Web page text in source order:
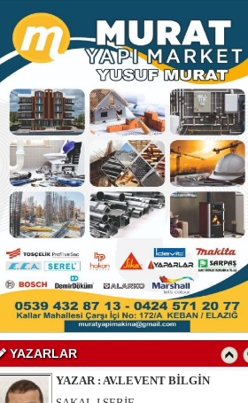
YAZARLAR
Gazi Paşa’nın Açtığı Yolda Dünya
Şampiyonluğu
YAZAR : CEM BAYINDIR
BEDRETTİN CÖMERT (1940-1978)
ÜZERİNE
YAZAR : ALİ OĞUZ
“BEN YUNUSUM OKYANUSLARDAN
GELİYORUM”
YAZAR : SELAHATTİN YALÇINER
YAZAR : AV.LEVENT BİLGİN
SAKAL-I ŞERİF
HALK ŞAİRİ : AHMET DEMİR